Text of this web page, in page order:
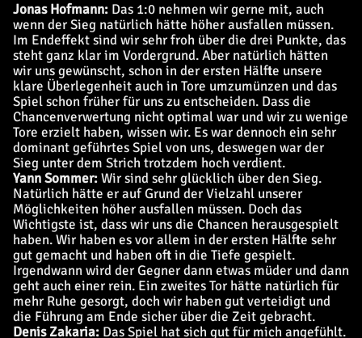
Jonas Hofmann: Das 1:0 nehmen wir gerne mit, auch
wenn der Sieg natürlich hätte höher ausfallen müssen.
Im Endeffekt sind wir sehr froh über die drei Punkte, das
steht ganz klar im Vordergrund. Aber natürlich hätten
wir uns gewünscht, schon in der ersten Hälfte unsere
klare Überlegenheit auch in Tore umzumünzen und das
Spiel schon früher für uns zu entscheiden. Dass die
Chancenverwertung nicht optimal war und wir zu wenige
Tore erzielt haben, wissen wir. Es war dennoch ein sehr
dominant geführtes Spiel von uns, deswegen war der
Sieg unter dem Strich trotzdem hoch verdient.
Yann Sommer:Wir sind sehr glücklich über den Sieg.
Natürlich hätte er auf Grund der Vielzahl unserer
Möglichkeiten höher ausfallen müssen. Doch das
Wichtigste ist, dass wir uns die Chancen herausgespielt
haben. Wir haben es vor allem in der ersten Hälfte sehr
gut gemacht und haben oft in die Tiefe gespielt.
Irgendwann wird der Gegner dann etwas müder und dann
geht auch einer rein. Ein zweites Tor hätte natürlich für
mehr Ruhe gesorgt, doch wir haben gut verteidigt und
die Führung am Ende sicher über die Zeit gebracht.
Denis Zakaria: Das Spiel hat sich gut für mich angefühlt.